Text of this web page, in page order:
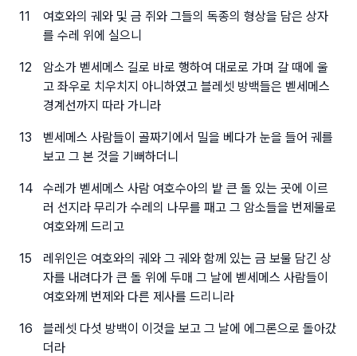
11
여호와의 궤와 및 금 쥐와 그들의 독종의 형상을 담은 상자
를 수레 위에 실으니
12
암소가 벧세메스 길로 바로 행하여 대로로 가며 갈 때에 울
고 좌우로 치우치지 아니하였고 블레셋 방백들은 벧세메스
경계선까지 따라 가니라
13
벧세메스 사람들이 골짜기에서 밀을 베다가 눈을 들어 궤를
보고 그 본 것을 기뻐하더니
14
수레가 벧세메스 사람 여호수아의 밭 큰 돌 있는 곳에 이르
러 선지라 무리가 수레의 나무를 패고 그 암소들을 번제물로
여호와께 드리고
15
레위인은 여호와의 궤와 그 궤와 함께 있는 금 보물 담긴 상
자를 내려다가 큰 돌 위에 두매 그 날에 벧세메스 사람들이
여호와께 번제와 다른 제사를 드리니라
16
블레셋 다섯 방백이 이것을 보고 그 날에 에그론으로 돌아갔
더라